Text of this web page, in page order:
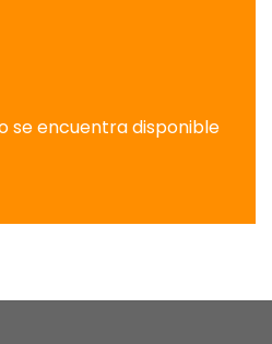
se encuentra disponible